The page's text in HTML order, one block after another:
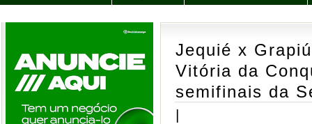
Jequié x
Vitória da
semifinais da
|